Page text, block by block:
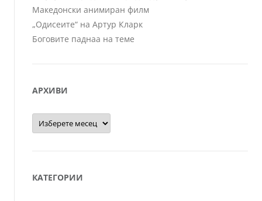
Македонски анимиран филм
„Одисеите“ на Артур Кларк
Боговите паднаа на теме
АРХИВИ
Архиви
КАТЕГОРИИ